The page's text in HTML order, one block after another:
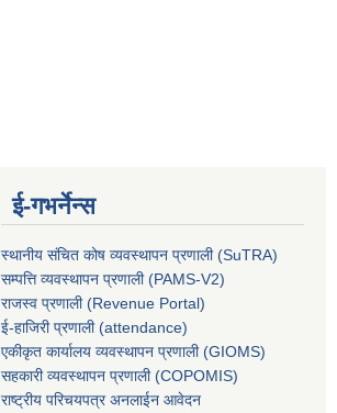
ई-गभर्नेन्स
स्थानीय संचित कोष व्यवस्थापन प्रणाली (SuTRA)
सम्पत्ति व्यवस्थापन प्रणाली (PAMS-V2)
राजस्व प्रणाली (Revenue Portal)
ई-हाजिरी प्रणाली (attendance)
एकीकृत कार्यालय व्यवस्थापन प्रणाली (GIOMS)
सहकारी व्यवस्थापन प्रणाली (COPOMIS)
राष्ट्रीय परिचयपत्र अनलाईन आवेदन